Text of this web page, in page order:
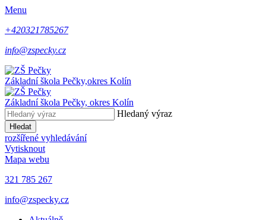
Menu
+420321785267
info@zspecky.cz
Základní škola Pečky,okres Kolín
Základní škola Pečky, okres Kolín
Hledaný výraz
Hledat
rozšířené vyhledávání
Vytisknout
Mapa webu
321 785 267
info@zspecky.cz